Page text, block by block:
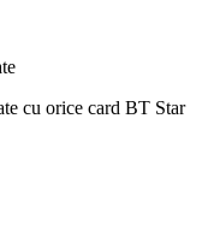
cu orice card BT Star